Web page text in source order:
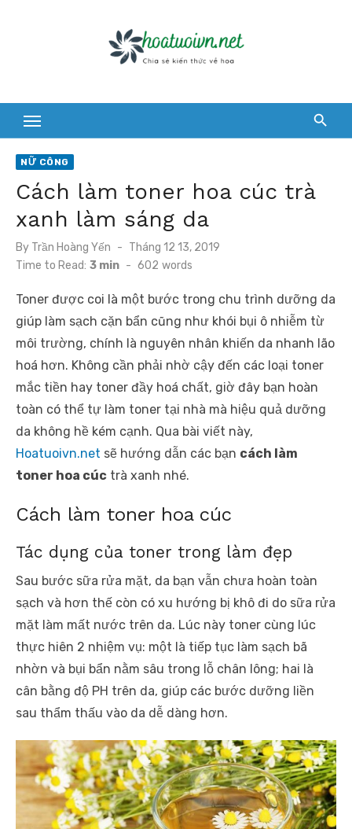
NỮ CÔNG
Cách làm toner hoa cúc trà
xanh làm sáng da
By Trần Hoàng Yến
Posted
on
Tháng 12 13, 2019
Time to Read: 3 min - 602 words
Toner được coi là một bước trong chu trình dưỡng da
giúp làm sạch cặn bẩn cũng như khói bụi ô nhiễm từ
môi trường, chính là nguyên nhân khiến da nhanh lão
hoá hơn. Không cần phải nhờ cậy đến các loại toner
mắc tiền hay toner đầy hoá chất, giờ đây bạn hoàn
toàn có thể tự làm toner tại nhà mà hiệu quả dưỡng
da không hề kém cạnh. Qua bài viết này,
Hoatuoivn.net sẽ hướng dẫn các bạn cách làm
toner hoa cúc trà xanh nhé.
Cách làm toner hoa cúc
Tác dụng của toner trong làm đẹp
Sau bước sữa rửa mặt, da bạn vẫn chưa hoàn toàn
sạch và hơn thế còn có xu hướng bị khô đi do sữa rửa
mặt làm mất nước trên da. Lúc này toner cùng lúc
thực hiên 2 nhiệm vụ: một là tiếp tục làm sạch bã
nhờn và bụi bẩn nằm sâu trong lỗ chân lông; hai là
cân bằng độ PH trên da, giúp các bước dưỡng liền
sau thẩm thấu vào da dễ dàng hơn.